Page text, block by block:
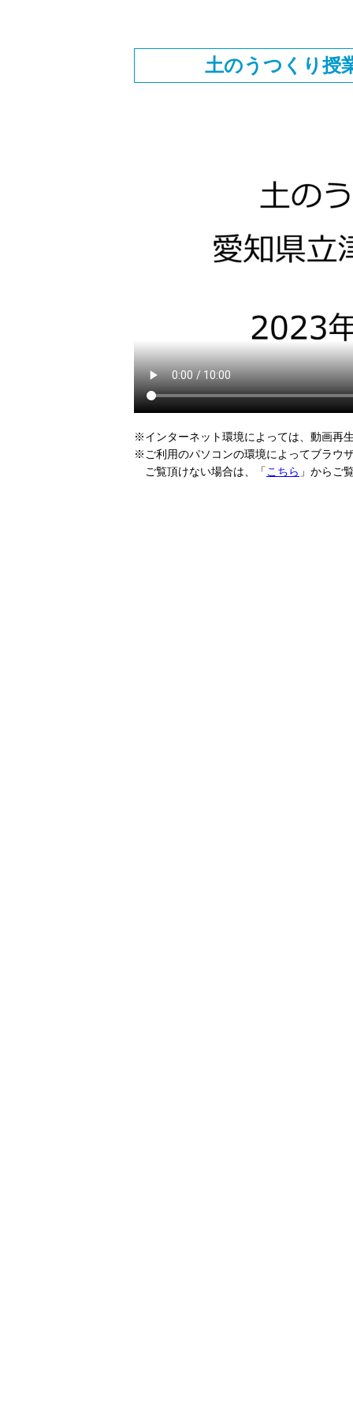
土のうつくり授
※インターネット環境によっては、動画再
※ご利用のパソコンの環境によってブラウ
ご覧頂けない場合は、「 こちら 」からご